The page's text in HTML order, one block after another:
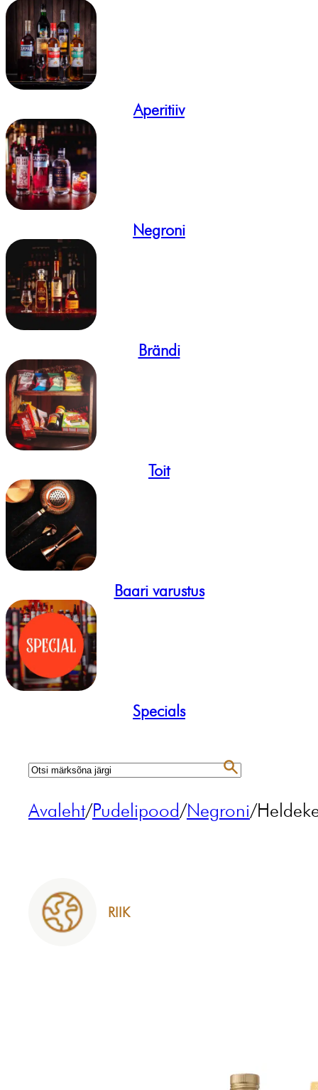
Aperitiiv
Negroni
Brändi
Toit
Baari varustus
Specials
Avaleht/Pudelipood/Negroni/
RIIK